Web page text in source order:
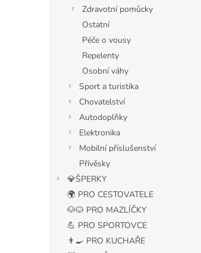
Zdravotní pomůcky
Ostatní
Péče o vousy
Repelenty
Osobní váhy
Sport a turistika
Chovatelství
Autodoplňky
Elektronika
Mobilní příslušenství
Přívěsky
💎ŠPERKY
🌍 PRO CESTOVATELE
🐶🐱 PRO MAZLÍČKY
💪 PRO SPORTOVCE
👨‍🍳 PRO KUCHAŘE